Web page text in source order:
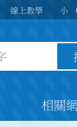
線上教學 小
相關